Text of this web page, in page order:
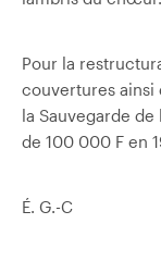
Pour la
couvertures ainsi
la Sauvegarde
de 100 000 F en
É. G.-C